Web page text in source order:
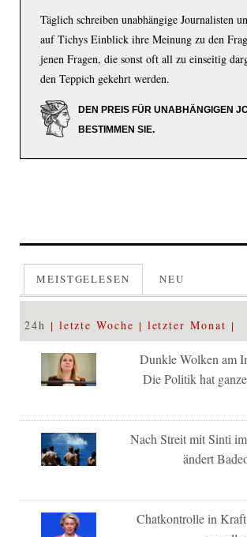
Täglich schreiben unabhängige Journalisten
auf Tichys Einblick ihre Meinung zu den
jenen Fragen, die sonst oft all zu einseitig
den Teppich gekehrt werden.
DEN PREIS FÜR UNABHÄNGIGEN
BESTIMMEN SIE.
MEISTGELESEN NEU
24h letzte Woche letzter Monat
Dunkle Wolken am
Die Politik hat
Nach Streit mit Sinti
ändert
Chatkontrolle in